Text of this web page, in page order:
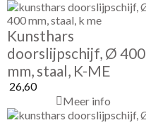
Kunsthars
doorslijpschijf, Ø 400
mm, staal, K-ME
26,60
Meer info